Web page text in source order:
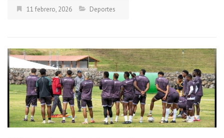
11 febrero, 2026 Deportes